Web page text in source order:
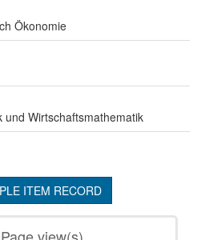
Ökonomie
und Wirtschaftsmathematik
ITEM RECORD